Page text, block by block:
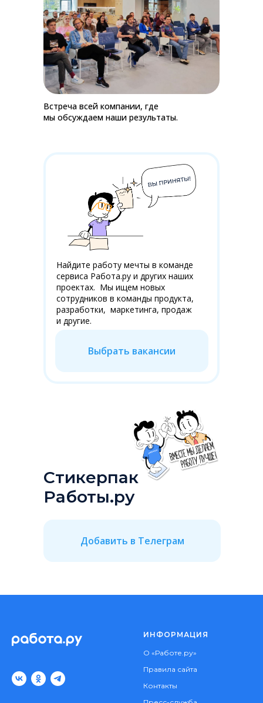
Встреча всей компании, где
мы обсуждаем наши результаты.
Найдите работу мечты в команде
сервиса Работа.ру и других наших
проектах. Мы ищем новых
сотрудников в команды продукта,
разработки, маркетинга, продаж
и другие.
Выбрать вакансии
Добавить в Телеграм
Стикерпак
Работы.ру
ИНФОРМАЦИЯ
О «Работе.ру»
Правила сайта
Контакты